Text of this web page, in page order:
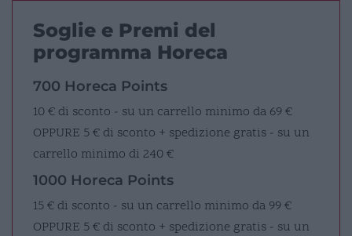
Soglie e Premi del
programma Horeca
700 Horeca Points
10 € di sconto - su un carrello minimo da 69 €
OPPURE 5 € di sconto + spedizione gratis - su un
carrello minimo di 240 €
1000 Horeca Points
15 € di sconto - su un carrello minimo da 99 €
OPPURE 5 € di sconto + spedizione gratis - su un